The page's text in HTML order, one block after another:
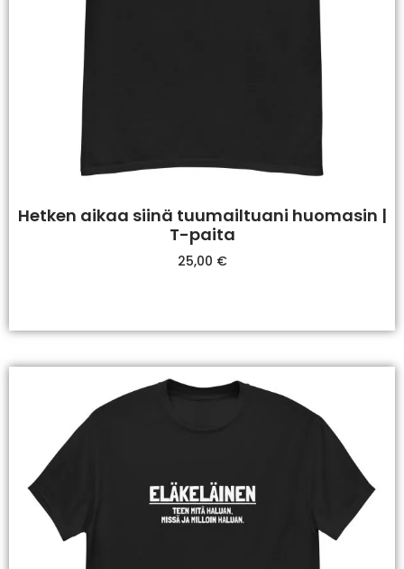
Hetken aikaa siinä tuumailtuani huomasin |
T-paita
25,00 €